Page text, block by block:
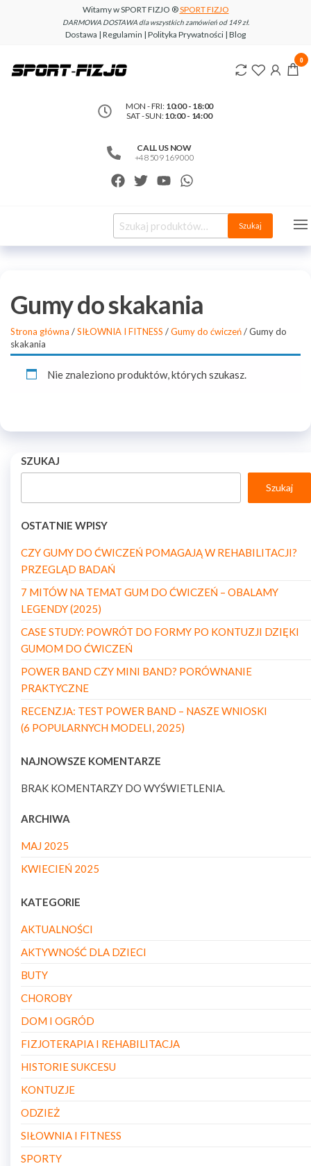
Witamy w SPORT FIZJO ®SPORT FIZJO
DARMOWA DOSTAWA dla wszystkich zamówień od 149 zł.
Dostawa | Regulamin | Polityka Prywatności | Blog
www.sport-
MON - FRI: 10:00 - 18:00
SAT - SUN:10:00 - 14:00
CALL US NOW
+48 509 169 000
0
Szukaj
Gumy do skakania
Strona główna /SIŁOWNIA I FITNESS /Gumy do ćwiczeń/ Gumy do
skakania
Nie znaleziono produktów, których szukasz.
SZUKAJ
Szukaj
OSTATNIE WPISY
CZY GUMY DO ĆWICZEŃ POMAGAJĄ W REHABILITACJI?
PRZEGLĄD BADAŃ
7 MITÓW NA TEMAT GUM DO ĆWICZEŃ – OBALAMY
LEGENDY (2025)
CASE STUDY: POWRÓT DO FORMY PO KONTUZJI DZIĘKI
GUMOM DO ĆWICZEŃ
POWER BAND CZY MINI BAND? PORÓWNANIE
PRAKTYCZNE
RECENZJA: TEST POWER BAND – NASZE WNIOSKI
(6 POPULARNYCH MODELI, 2025)
NAJNOWSZE KOMENTARZE
BRAK KOMENTARZY DO WYŚWIETLENIA.
ARCHIWA
MAJ 2025
KWIECIEŃ 2025
KATEGORIE
AKTUALNOŚCI
AKTYWNOŚĆ DLA DZIECI
BUTY
CHOROBY
DOM I OGRÓD
FIZJOTERAPIA I REHABILITACJA
HISTORIE SUKCESU
KONTUZJE
ODZIEŻ
SIŁOWNIA I FITNESS
SPORTY